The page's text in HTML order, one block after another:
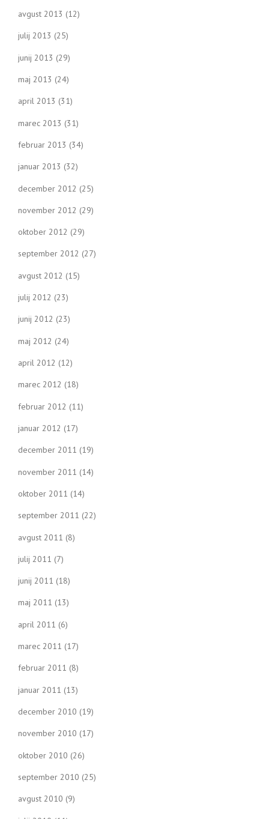
avgust 2013 (12)
julij 2013 (25)
junij 2013 (29)
maj 2013 (24)
april 2013 (31)
marec 2013 (31)
februar 2013 (34)
januar 2013 (32)
december 2012 (25)
november 2012 (29)
oktober 2012 (29)
september 2012 (27)
avgust 2012 (15)
julij 2012 (23)
junij 2012 (23)
maj 2012 (24)
april 2012 (12)
marec 2012 (18)
februar 2012 (11)
januar 2012 (17)
december 2011 (19)
november 2011 (14)
oktober 2011 (14)
september 2011 (22)
avgust 2011 (8)
julij 2011 (7)
junij 2011 (18)
maj 2011 (13)
april 2011 (6)
marec 2011 (17)
februar 2011 (8)
januar 2011 (13)
december 2010 (19)
november 2010 (17)
oktober 2010 (26)
september 2010 (25)
avgust 2010 (9)